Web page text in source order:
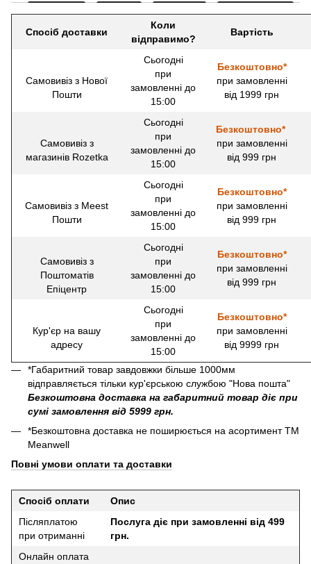
Спосіб доставки
Коли
відправимо?
Вартість
Самовивіз з Нової
Пошти
Сьогодні
при
замовленні до
15:00
Безкоштовно*
при замовленні
від 1999 грн
Самовивіз з
магазинів Rozetka
Сьогодні
при
замовленні до
15:00
Безкоштовно*
при замовленні
від 999 грн
Самовивіз з Meest
Пошти
Сьогодні
при
замовленні до
15:00
Безкоштовно*
при замовленні
від 999 грн
Самовивіз з
Поштоматів
Епіцентр
Сьогодні
при
замовленні до
15:00
Безкоштовно*
при замовленні
від 999 грн
Кур'єр на вашу
адресу
Сьогодні
при
замовленні до
15:00
Безкоштовно*
при замовленні
від 9999 грн
*Габаритний товар завдовжки більше 1000мм
відправляється тільки кур'єрською службою "Нова пошта"
Безкоштовна доставка на габаритний товар діє при
сумі замовлення від 5999 грн.
*Безкоштовна доставка не поширюється на асортимент ТМ
Meanwell
Повні умови оплати та доставки
Спосіб оплати
Опис
Післяплатою
при отриманні
Послуга діє при замовленні від 499
грн.
Онлайн оплата